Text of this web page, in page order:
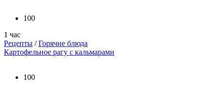
100
1 час
Рецепты /Горячие блюда
Картофельное рагу с кальмарами
100